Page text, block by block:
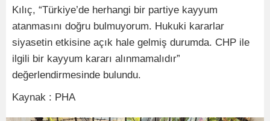
Kılıç, “Türkiye’de herhangi bir partiye kayyum
atanmasını doğru bulmuyorum. Hukuki kararlar
siyasetin etkisine açık hale gelmiş durumda. CHP ile
ilgili bir kayyum kararı alınmamalıdır”
değerlendirmesinde bulundu.
Kaynak : PHA